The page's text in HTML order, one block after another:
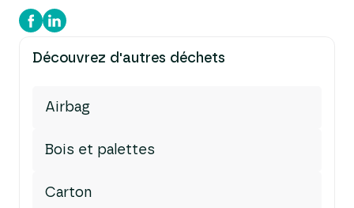
Découvrez d'autres déchets
Airbag
Bois et palettes
Carton